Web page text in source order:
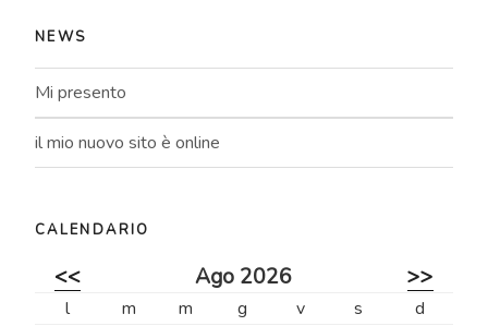
NEWS
Mi presento
il mio nuovo sito è online
CALENDARIO
<< Ago 2026 >>
l m m g v s
d